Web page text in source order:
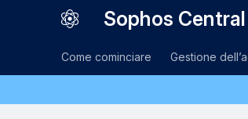
Sophos
Come cominciare Gestione